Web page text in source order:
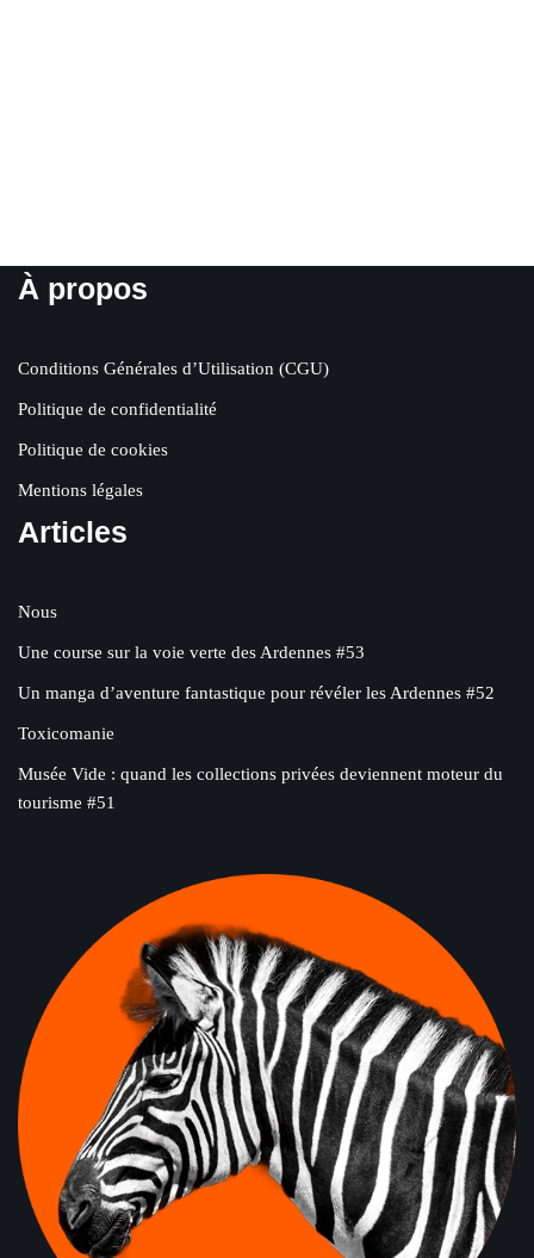
À propos
Conditions Générales d’Utilisation (CGU)
Politique de confidentialité
Politique de cookies
Mentions légales
Articles
Nous
Une course sur la voie verte des Ardennes #53
Un manga d’aventure fantastique pour révéler les Ardennes #52
Toxicomanie
Musée Vide : quand les collections privées deviennent moteur du
tourisme #51